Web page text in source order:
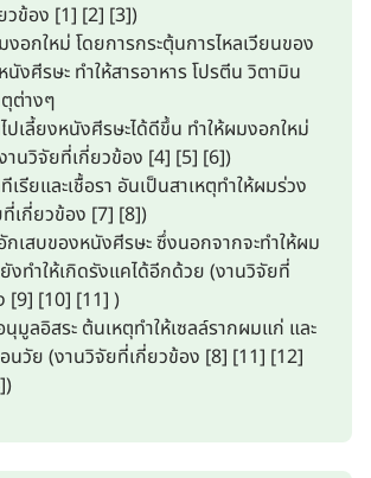
วข้อง [1] [2] [3])
งอกใหม่ โดยการกระตุ้นการไหลเวียนของ
งศีรษะ ทำให้สารอาหาร โปรตีน วิตามิน
ต่างๆ
ปเลี้ยงหนังศีรษะได้ดีขึ้น ทำให้ผมงอกใหม่
านวิจัยที่เกี่ยวข้อง [4] [5] [6])
รียและเชื้อรา อันเป็นสาเหตุทำให้ผมร่วง
เกี่ยวข้อง [7] [8])
กเสบของหนังศีรษะ ซึ่งนอกจากจะทำให้ผม
งทำให้เกิดรังแคได้อีกด้วย (งานวิจัยที่
[9] [10] [11] )
มูลอิสระ ต้นเหตุทำให้เซลล์รากผมแก่ และ
นวัย (งานวิจัยที่เกี่ยวข้อง [8] [11] [12]